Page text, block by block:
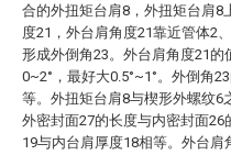
合的外扭矩台肩8，外扭矩台肩8
度21，外台肩角度21靠近管体2
形成外倒角23。外台肩角度21的
0~2°，最好大0.5°~1°。外倒角
等。外扭矩台肩8与楔形外螺纹6
外密封面27的长度与内密封面26
19与内台肩厚度18相等。外台